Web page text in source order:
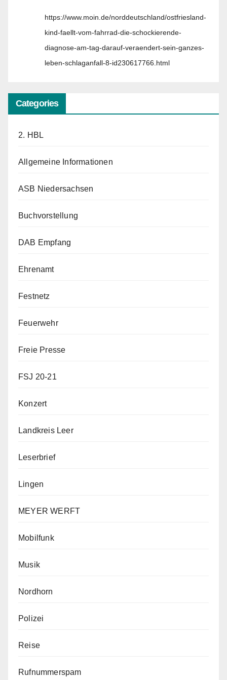
https://www.moin.de/norddeutschland/ostfriesland-
kind-faellt-vom-fahrrad-die-schockierende-
diagnose-am-tag-darauf-veraendert-sein-ganzes-
leben-schlaganfall-8-id230617766.html
Categories
2. HBL
Allgemeine Informationen
ASB Niedersachsen
Buchvorstellung
DAB Empfang
Ehrenamt
Festnetz
Feuerwehr
Freie Presse
FSJ 20-21
Konzert
Landkreis Leer
Leserbrief
Lingen
MEYER WERFT
Mobilfunk
Musik
Nordhorn
Polizei
Reise
Rufnummerspam